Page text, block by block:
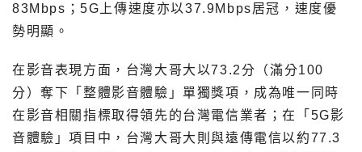
83Mbps；5G上傳速度亦以37.9Mbps居冠，速度優
勢明顯。
在影音表現方面，台灣大哥大以73.2分（滿分100
分）奪下「整體影音體驗」單獨獎項，成為唯一同時
在影音相關指標取得領先的台灣電信業者；在「5G影
音體驗」項目中，台灣大哥大則與遠傳電信以約77.3